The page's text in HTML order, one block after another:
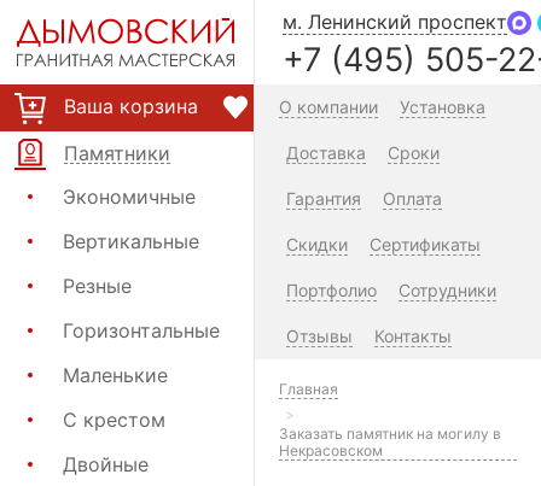
Ваша корзина
Памятники
Экономичные
Вертикальные
Резные
Горизонтальные
Маленькие
С крестом
Двойные
м. Ленинский проспект
+7 (495) 505-
О компании Установка
Доставка Сроки
Гарантия Оплата
Скидки Сертификаты
Портфолио Сотрудники
Отзывы Контакты
Главная
Заказать памятник на могилу в
Некрасовском